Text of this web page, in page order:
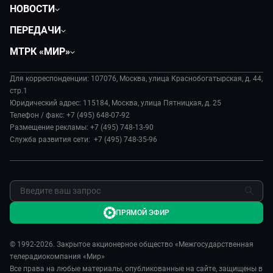
НОВОСТИ
Экономика
Происшествия
Культура
ПЕРЕДАЧИ
Евразия. Культурно
Евразия. Регионы
Наши иностранцы
Пять причин поехать в...
Я – волонтер
МТРК «МИР»
История
Руководство
Новости
Пресса о нас
Обратная связь
Для корреспонденции: 107076, Москва, улица Краснобогатырская, д. 44,
стр.1
Юридический адрес: 115184, Москва, улица Пятницкая, д. 25
Телефон / факс: +7 (495) 648-07-92
Размещение рекламы: +7 (495) 748-13-90
Служба развития сети: +7 (495) 748-35-96
© 1992-2026. Закрытое акционерное общество «Межгосударственная
телерадиокомпания «Мир»
Все права на любые материалы, опубликованные на сайте, защищены в
ПРЯМОЙ ЭФИР